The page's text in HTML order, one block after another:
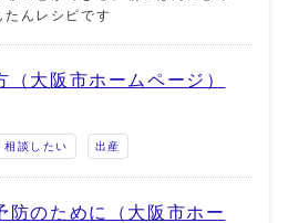
たんレシピです
大阪市ホームページ）
相談したい 出産
防のために（大阪市ホー